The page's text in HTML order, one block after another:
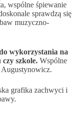
wspólne śpiewanie
sprawdzą się
muzyczno-
wykorzystania na
szkole. Wspólne
Augustynowicz.
grafika zachwyci i